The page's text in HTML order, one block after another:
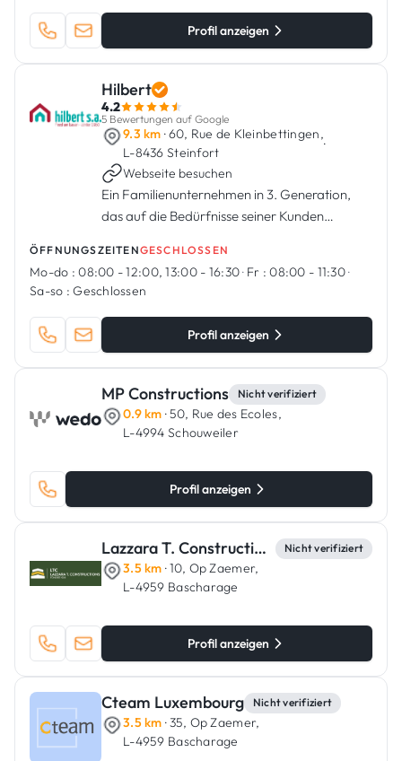
Profil anzeigen
Hilbert
4.2
5 Bewertungen auf Google
9.3 km · 60, Rue de Kleinbettingen,
L-8436 Steinfort
·
Webseite besuchen
Ein Familienunternehmen in 3. Generation,
das auf die Bedürfnisse seiner Kunden
ÖFFNUNGSZEITENGESCHLOSSEN
Mo-do : 08:00 - 12:00, 13:00 - 16:30· Fr : 08:00 - 11:30·
Sa-so : Geschlossen
Profil anzeigen
MP Constructions Nicht verifiziert
0.9 km · 50, Rue des Ecoles,
L-4994 Schouweiler
Profil anzeigen
Lazzara T. Constructions Nicht verifiziert
3.5 km · 10, Op Zaemer,
L-4959 Bascharage
Profil anzeigen
Cteam Luxembourg Nicht verifiziert
3.5 km · 35, Op Zaemer,
L-4959 Bascharage